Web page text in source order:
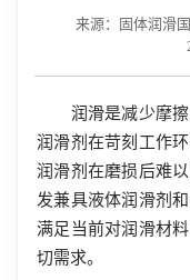
来源：固体润滑
润滑是减少摩擦
润滑剂在苛刻工作
润滑剂在磨损后难
发兼具液体润滑剂
满足当前对润滑材
切需求。